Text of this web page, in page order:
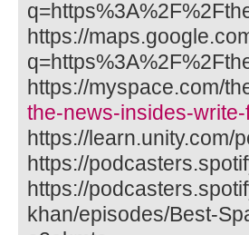
https://
https://myspace.com/
the-news-insides-
https://learn.unity.com/
https://
https://
khan/episodes/Best-